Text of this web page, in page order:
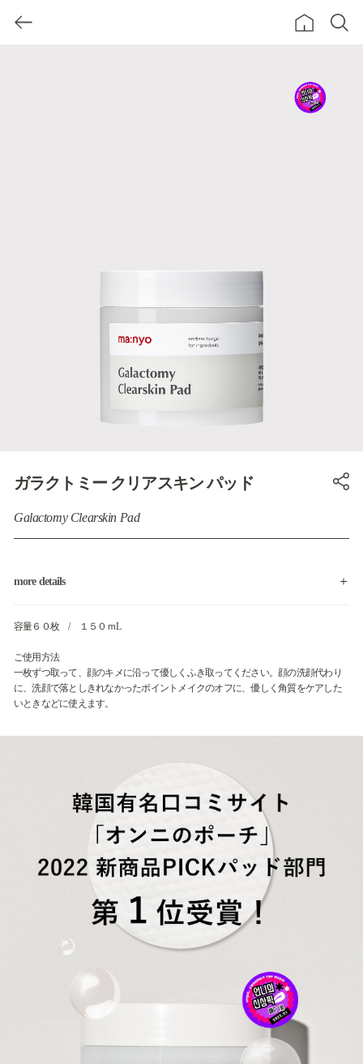
ガラクトミー クリアスキン パッド
Galactomy Clearskin Pad
more details
容量６０枚 / １５０ｍL
ご使用方法
一枚ずつ取って、顔のキメに沿って優しくふき取ってください。顔の洗顔代わり
に、洗顔で落としきれなかったポイントメイクのオフに、優しく角質をケアした
いときなどに使えます。